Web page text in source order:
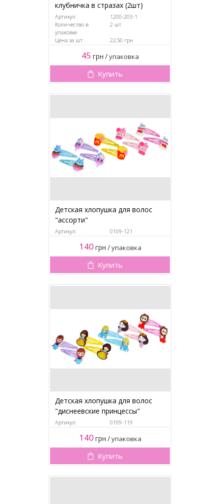
клубничка в стразах (2шт)
Артикул:
1200-203-1
Количество в
упаковке
2 шт
Цена за шт 22,50 грн
45 грн /упаковка
Купить
Детская хлопушка для волос
"ассорти"
Артикул: 0109-121
140 грн /упаковка
Купить
Детская хлопушка для волос
"диснеевские принцессы"
Артикул: 0109-119
140 грн /упаковка
Купить